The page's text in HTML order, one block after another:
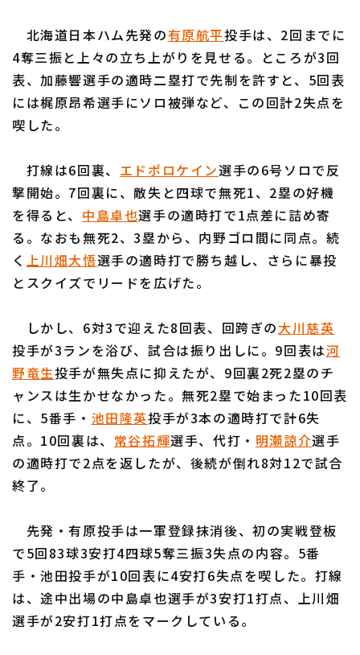
千葉ロッテマリーンズ
オリックス・バファローズ
福岡ソフトバンクホークス
利用規約 プライバシーポリシー
運営会社（別ウィンドウで開く） よくある質問
特定商取引法の表示 アルバイト募集 （別ウィンドウで開く
北海道日本ハム先発の有原航平投手は、2回までに
4奪三振と上々の立ち上がりを見せる。ところが3回
表、加藤響選手の適時二塁打で先制を許すと、5回表
には梶原昂希選手にソロ被弾など、この回計2失点を
喫した。
打線は6回裏、 エドポロケイン選手の6号ソロで反
撃開始。7回裏に、敵失と四球で無死1、2塁の好機
を得ると、 中島卓也選手の適時打で1点差に詰め寄
る。なおも無死2、3塁から、内野ゴロ間に同点。続
く 上川畑大悟選手の適時打で勝ち越し、さらに暴投
とスクイズでリードを広げた。
しかし、6対3で迎えた8回表、回跨ぎの大川慈英
投手が3ランを浴び、試合は振り出しに。9回表は河
野竜生投手が無失点に抑えたが、9回裏2死2塁のチ
ャンスは生かせなかった。無死2塁で始まった10回表
に、5番手・ 池田隆英投手が3本の適時打で計6失
点。10回裏は、 常谷拓輝選手、代打・ 明瀬諒介選手
の適時打で2点を返したが、後続が倒れ8対12で試合
終了。
先発・有原投手は一軍登録抹消後、初の実戦登板
で5回83球3安打4四球5奪三振3失点の内容。5番
手・池田投手が10回表に4安打6失点を喫した。打線
は、途中出場の中島卓也選手が3安打1打点、上川畑
選手が2安打1打点をマークしている。